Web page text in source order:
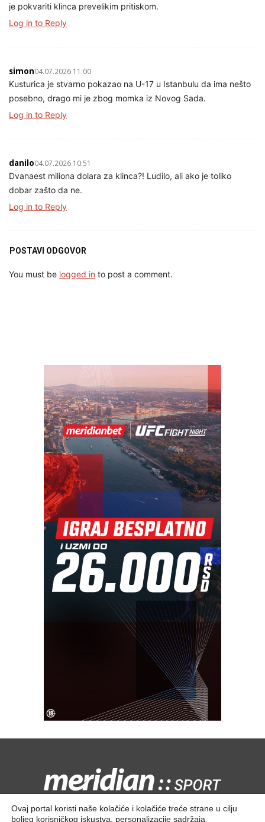
je pokvariti klinca prevelikim pritiskom.
Log in to Reply
simon04.07.2026 11:00
Kusturica je stvarno pokazao na U-17 u Istanbulu da ima nešto
posebno, drago mi je zbog momka iz Novog Sada.
Log in to Reply
danilo04.07.2026 10:51
Dvanaest miliona dolara za klinca?! Ludilo, ali ako je toliko
dobar zašto da ne.
Log in to Reply
POSTAVI ODGOVOR
You must be logged in to post a comment.
Kontaktirajte nas:redakcija@meridiansport.rs
Ovaj portal koristi naše kolačiće i kolačiće treće strane u cilju
boljeg korisničkog iskustva, personalizacije sadržaja,